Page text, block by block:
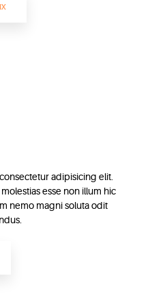
adipisicing elit.
esse non illum hic
nemo magni soluta odit